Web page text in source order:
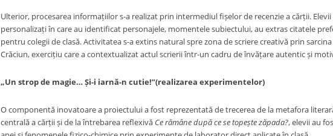
Ulterior, procesarea informațiilor s-a realizat prin intermediul fișelor de recenzie a cărții.
personalizați în care au identificat personajele, momentele subiectului, au extras citatele
pentru colegii de clasă. Activitatea s-a extins natural spre zona de scriere creativă prin
Crăciun, exercițiu care a contextualizat actul scrierii într-un cadru de învățare autentic și
„Un strop de magie… Și-i iarnă-n cutie!”(realizarea experimentelor)
O componentă inovatoare a proiectului a fost reprezentată de trecerea de la metafora
centrală a cărții și de la întrebarea reflexivă Ce rămâne după ce se topește zăpada?, elevii au